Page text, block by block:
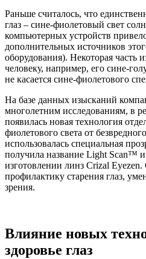
Раньше считалось, что
глаз – сине-фиолетовый свет
компьютерных устройств
дополнительных источников
оборудования). Некоторая часть
человеку, например, его сине-
не касается сине-фиолетового
На базе данных изысканий
многолетним исследованиям, в
появилась новая технология
фиолетового света от
использовалась специальная
получила название Light Scan™
изготовлении линз Crizal
профилактику старения глаз,
зрения.
Влияние новых
здоровье глаз